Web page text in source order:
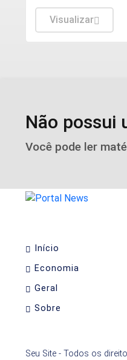
para retomada do
foi definida.
Visualizar
Não possui
Você pode ler
Início
Economia
Geral
Sobre
Seu Site - Todos os